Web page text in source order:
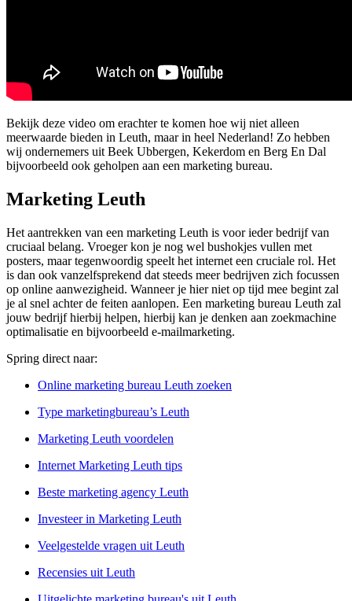
Bekijk deze video om erachter te komen hoe wij niet alleen
meerwaarde bieden in Leuth, maar in heel Nederland! Zo hebben
wij ondernemers uit Beek Ubbergen, Kekerdom en Berg En Dal
bijvoorbeeld ook geholpen aan een marketing bureau.
Marketing Leuth
Het aantrekken van een marketing Leuth is voor ieder bedrijf van
cruciaal belang. Vroeger kon je nog wel bushokjes vullen met
posters, maar tegenwoordig speelt het internet een cruciale rol. Het
is dan ook vanzelfsprekend dat steeds meer bedrijven zich focussen
op online aanwezigheid. Wanneer je hier niet op tijd mee begint zal
je al snel achter de feiten aanlopen. Een marketing bureau Leuth zal
jouw bedrijf hierbij helpen, hierbij kan je denken aan zoekmachine
optimalisatie en bijvoorbeeld e-mailmarketing.
Spring direct naar:
Online marketing bureau Leuth zoeken
Type marketingbureau’s Leuth
Marketing Leuth voordelen
Internet Marketing Leuth tips
Beste marketing agency Leuth
Investeer in Marketing Leuth
Veelgestelde vragen uit Leuth
Recensies uit Leuth